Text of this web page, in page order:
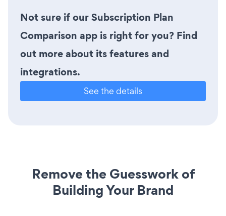
Not sure if our Subscription Plan
Comparison app is right for you? Find
out more about its features and
integrations.
See the details
Remove the Guesswork of
Building Your Brand